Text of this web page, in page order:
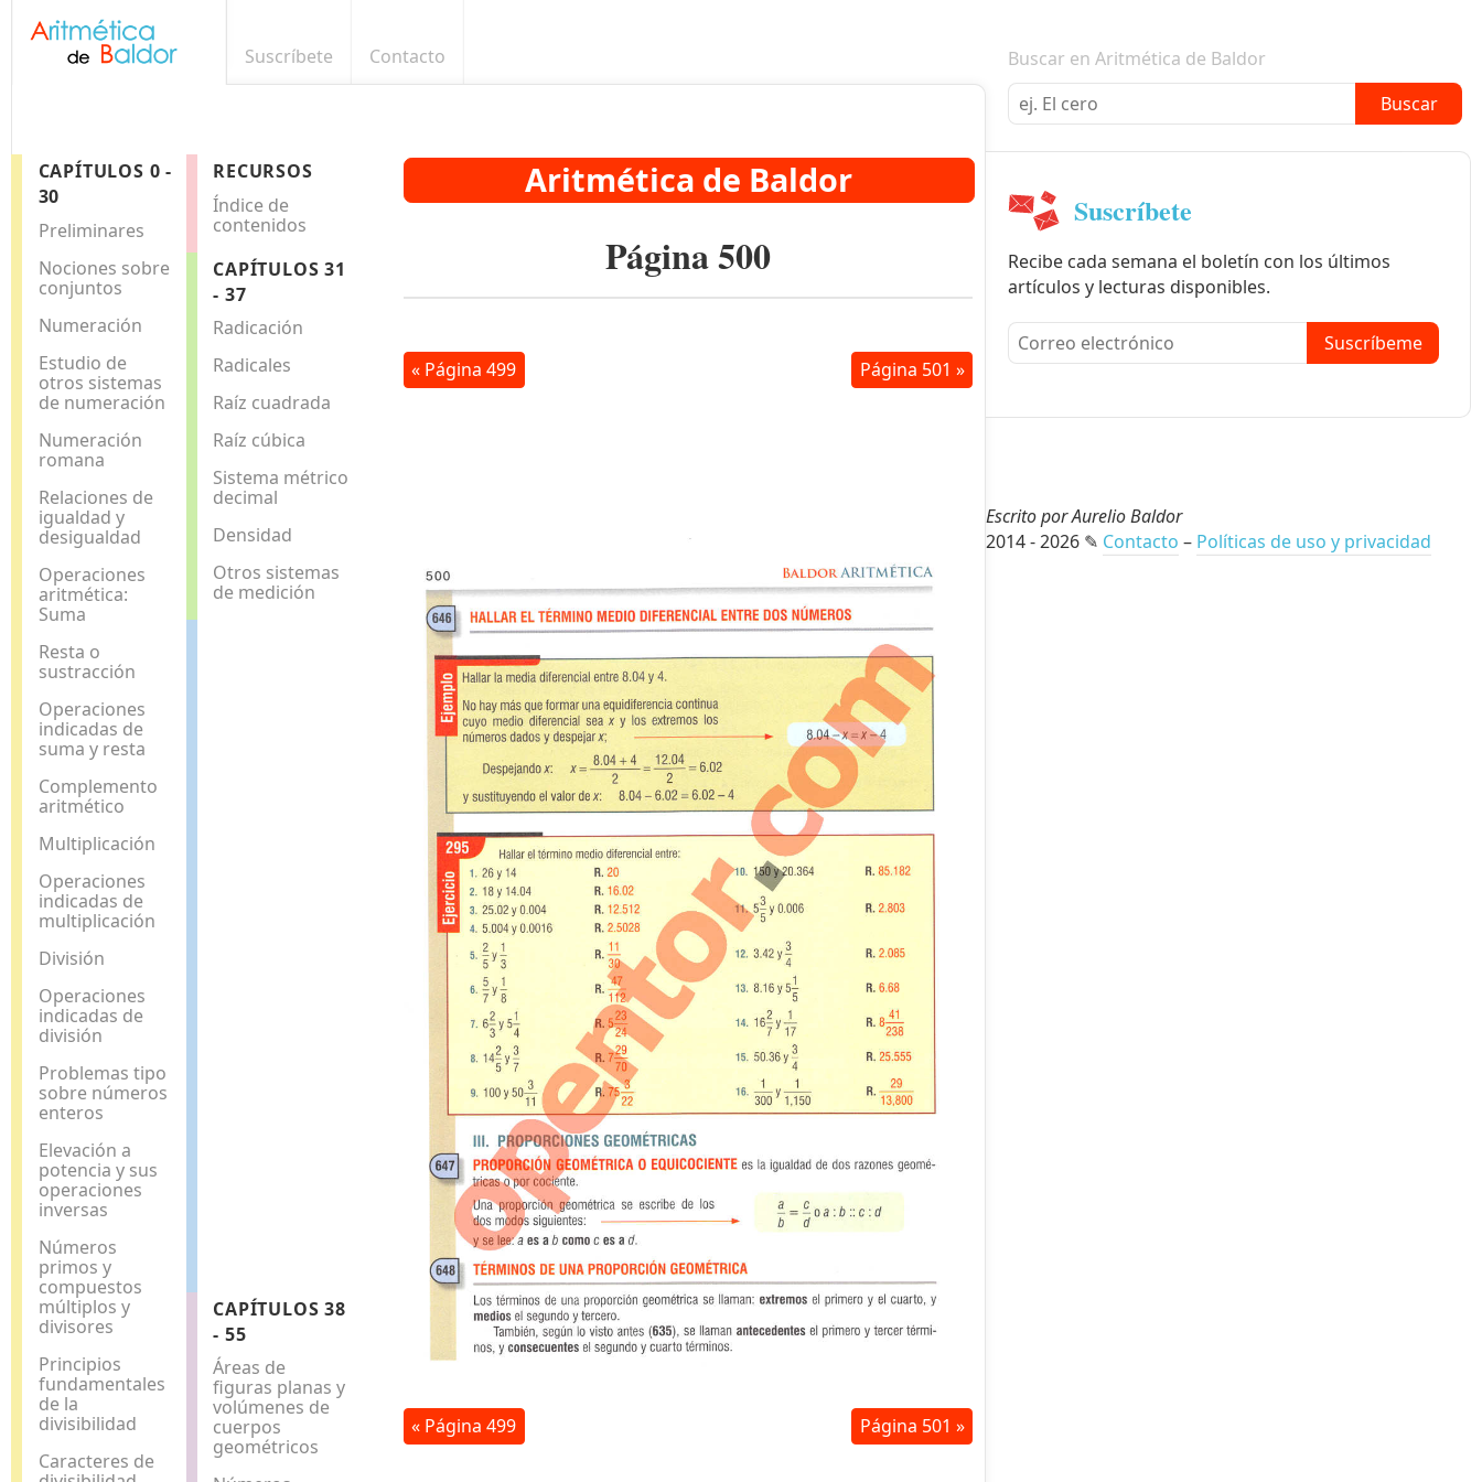
Suscríbete Contacto Boletín informativo
CAPÍTULOS 0 -
30
Preliminares
Nociones sobre
conjuntos
Numeración
Estudio de
otros sistemas
de numeración
Numeración
romana
Relaciones de
igualdad y
desigualdad
Operaciones
aritmética:
Suma
Resta o
sustracción
Operaciones
indicadas de
suma y resta
Complemento
aritmético
Multiplicación
Operaciones
indicadas de
multiplicación
División
Operaciones
indicadas de
división
Problemas tipo
sobre números
enteros
Elevación a
potencia y sus
operaciones
inversas
Números
primos y
compuestos
múltiplos y
divisores
Principios
fundamentales
de la
divisibilidad
Caracteres de
RECURSOS
Índice de
contenidos
CAPÍTULOS 31
- 37
Radicación
Radicales
Raíz cuadrada
Raíz cúbica
Sistema métrico
decimal
Densidad
Otros sistemas
de medición
CAPÍTULOS 38
- 55
Áreas de
figuras planas y
volúmenes de
cuerpos
geométricos
Aritmética de Baldor
Página 500
« Página 499 Página 501 »
« Página 499 Página 501 »
Buscar en Aritmética de Baldor
Buscar
Suscríbete
Recibe cada semana el boletín con los últimos
artículos y lecturas disponibles.
Suscríbeme
Escrito por Aurelio Baldor
2014 - 2026 ✎ Contacto – Políticas de uso y privacidad